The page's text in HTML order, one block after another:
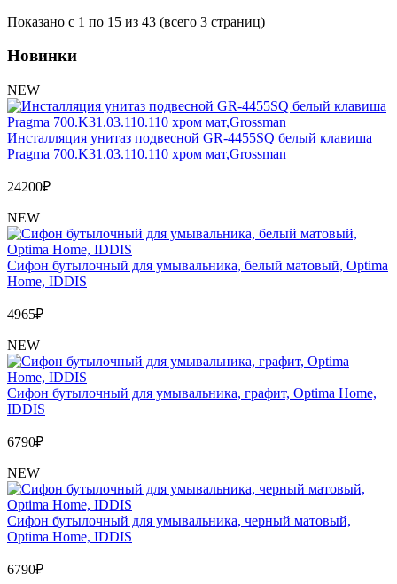
Показано с 1 по 15 из 43 (всего 3 страниц)
Новинки
NEW
Инсталляция унитаз подвесной GR-4455SQ белый клавиша
Pragma 700.K31.03.110.110 хром мат,Grossman
24200₽
NEW
Сифон бутылочный для умывальника, белый матовый, Optima
Home, IDDIS
4965₽
NEW
Сифон бутылочный для умывальника, графит, Optima Home,
IDDIS
6790₽
NEW
Сифон бутылочный для умывальника, черный матовый,
Optima Home, IDDIS
6790₽